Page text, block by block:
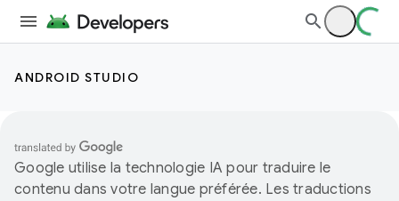
ANDROID STUDIO
Google utilise la technologie IA pour traduire le
contenu dans votre langue préférée. Les traductions